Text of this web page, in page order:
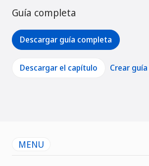
Guía completa
Descargar guía completa
Descargar el capítulo Crear
MENU